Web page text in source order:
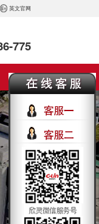
英文官网
775